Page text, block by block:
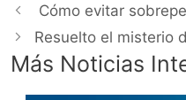
Cómo evitar
Resuelto el misterio
Más Noticias